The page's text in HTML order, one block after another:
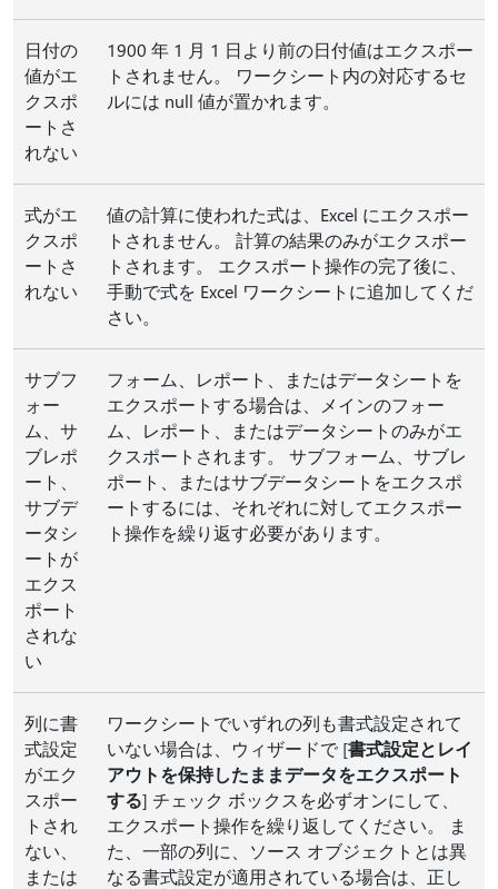
日付の
値がエ
クスポ
ートさ
れない
1900 年 1 月 1 日より前の日付値はエクスポー
トされません。 ワークシート内の対応するセ
ルには null 値が置かれます。
式がエ
クスポ
ートさ
れない
値の計算に使われた式は、Excel にエクスポー
トされません。 計算の結果のみがエクスポー
トされます。 エクスポート操作の完了後に、
手動で式を Excel ワークシートに追加してくだ
さい。
サブフ
ォー
ム、サ
ブレポ
ート、
サブデ
ータシ
ートが
エクス
ポート
されな
い
フォーム、レポート、またはデータシートを
エクスポートする場合は、メインのフォー
ム、レポート、またはデータシートのみがエ
クスポートされます。 サブフォーム、サブレ
ポート、またはサブデータシートをエクスポ
ートするには、それぞれに対してエクスポー
ト操作を繰り返す必要があります。
列に書
式設定
がエク
スポー
トされ
ない、
または
ワークシートでいずれの列も書式設定されて
いない場合は、ウィザードで [書式設定とレイ
アウトを保持したままデータをエクスポート
する] チェック ボックスを必ずオンにして、
エクスポート操作を繰り返してください。 ま
た、一部の列に、ソース オブジェクトとは異
なる書式設定が適用されている場合は、正し